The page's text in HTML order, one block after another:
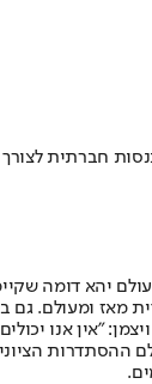
חברתית
יהא דומה
מאז ומעולם. גם
"אין אנו
ההסתדרות